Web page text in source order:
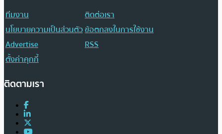
ทีมงาน
ติดต่อเรา
นโยบายความเป็นส่วนตัวข้อตกลงในการใช้งาน
Advertise
RSS
ตั้งค่าคุกกี้
ติดตามเรา